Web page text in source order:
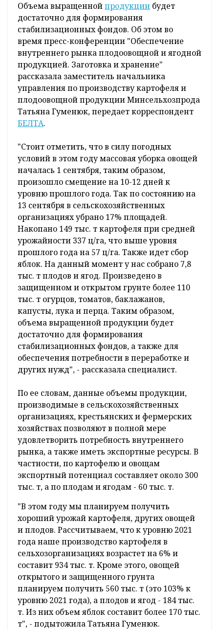
Объема выращеннойпродукции будет
достаточно для формирования
стабилизационных фондов. Об этом во
время пресс-конференции "Обеспечение
внутреннего рынка плодоовощной и ягодной
продукцией. Заготовка и хранение"
рассказала заместитель начальника
управления по производству картофеля и
плодоовощной продукции Минсельхозпрода
Татьяна Гуменюк, передает корреспондент
БЕЛТА.
"Стоит отметить, что в силу погодных
условий в этом году массовая уборка овощей
началась 1 сентября, таким образом,
произошло смещение на 10-12 дней к
уровню прошлого года. Так по состоянию на
13 сентября в сельскохозяйственных
организациях убрано 17% площадей.
Накопано 149 тыс. т картофеля при средней
урожайности 337 ц/га, что выше уровня
прошлого года на 57 ц/га. Также идет сбор
яблок. На данный момент у нас собрано 7,8
тыс. т плодов и ягод. Произведено в
защищенном и открытом грунте более 110
тыс. т огурцов, томатов, баклажанов,
капусты, лука и перца. Таким образом,
объема выращенной продукции будет
достаточно для формирования
стабилизационных фондов, а также для
обеспечения потребности в переработке и
других нужд", - рассказала специалист.
По ее словам, данные объемы продукции,
производимые в сельскохозяйственных
организациях, крестьянских и фермерских
хозяйствах позволяют в полной мере
удовлетворить потребность внутреннего
рынка, а также иметь экспортные ресурсы. В
частности, по картофелю и овощам
экспортный потенциал составляет около 300
тыс. т, а по плодам и ягодам - 60 тыс. т.
"В этом году мы планируем получить
хороший урожай картофеля, других овощей
и плодов. Рассчитываем, что к уровню 2021
года наше производство картофеля в
сельхозорганизациях возрастет на 6% и
составит 934 тыс. т. Кроме этого, овощей
открытого и защищенного грунта
планируем получить 560 тыс. т (это 103% к
уровню 2021 года), а плодов и ягод - 184 тыс.
т. Из них объем яблок составит более 170 тыс.
т", - подытожила Татьяна Гуменюк.